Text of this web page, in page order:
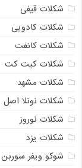
شکلات قیفی
شکلات کادویی
شکلات کانفت
شکلات کیت کت
شکلات مشهد
شکلات نوتلا اصل
شکلات نوروز
شکلات یزد
شوکو ویفر سوربن